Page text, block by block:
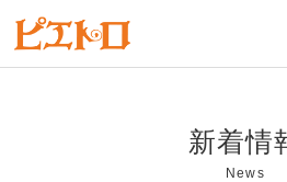
新着情
News